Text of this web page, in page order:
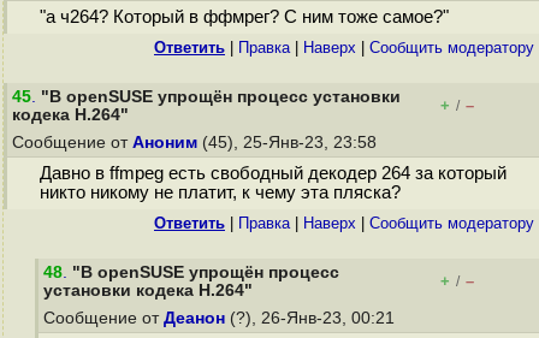
"а ч264? Который в ффмрег? C ним тоже самое?"
Ответить Правка| Наверх Cообщить модератору
45. "В openSUSE упрощён процесс установки
кодека H.264"
+ / –
Сообщение от Аноним (45), 25-Янв-23, 23:58
Давно в ffmpeg есть свободный декодер 264 за который
никто никому не платит, к чему эта пляска?
Ответить Правка| Наверх Cообщить модератору
48. "В openSUSE упрощён процесс
установки кодека H.264"
+ / –
Сообщение от Деанон (?), 26-Янв-23, 00:21